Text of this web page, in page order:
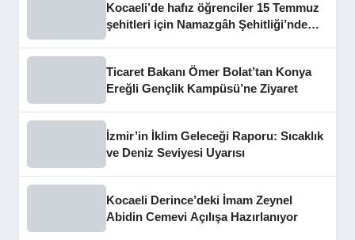
Kocaeli’de hafız öğrenciler 15 Temmuz
şehitleri için Namazgâh Şehitliği’nde
Ticaret Bakanı Ömer Bolat’tan Konya
Ereğli Gençlik Kampüsü’ne Ziyaret
İzmir’in İklim Geleceği Raporu: Sıcaklık
ve Deniz Seviyesi Uyarısı
Kocaeli Derince’deki İmam Zeynel
Abidin Cemevi Açılışa Hazırlanıyor